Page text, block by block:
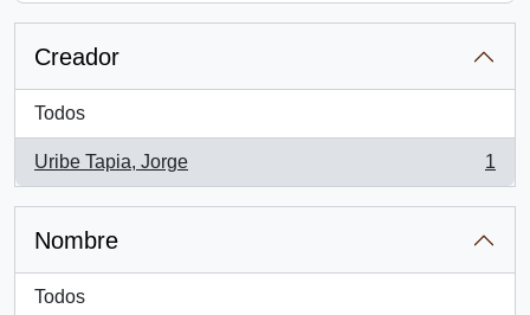
Creador
Todos
Uribe Tapia, Jorge
, 1 resultados
1
Nombre
Todos